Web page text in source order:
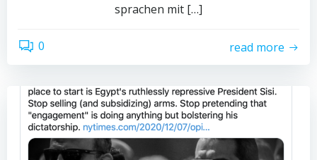
sprachen mit […]
0 read more